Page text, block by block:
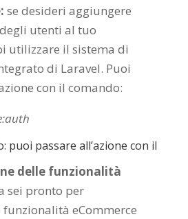
se desideri aggiungere
utenti al tuo
utilizzare il sistema di
di Laravel. Puoi
con il comando:
:auth
puoi passare all’azione con il
delle funzionalità
sei pronto per
eCommerce